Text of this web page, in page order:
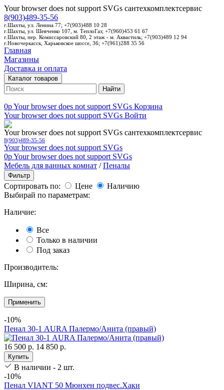
Your browser does not support SVGs сантехкомплектсервис
8(903)489-35-56
г.Шахты, ул. Ленина 77; +7(903)488 10 28
г.Шахты, ул. Шевченко 107, м. ТеплоГаз; +7(960)453 61 67
г.Шахты, пер. Комиссаровский 80, 2 этаж - м. Аквастиль; +7(903)489 12 94
г.Новочеркасск, Харьковское шоссе, 36; +7(961)288 35 56
Главная
Магазины
Доставка и оплата
Каталог товаров
Найти
0pYour browser does not support SVGs Корзина
Your browser does not support SVGs Войти
Your browser does not support SVGs сантехкомплектсервис
8(903)489-35-56
Your browser does not support SVGs
0pYour browser does not support SVGs
Мебель для ванных комнат /Пеналы
Фильтр
Сортировать по: Цене
Наличию
Выбирай по параметрам:
Наличие:
Все
Только в наличии
Под заказ
Производитель:
Ширина, см:
Применить
-10%
Пенал 30-1 AURA Палермо/Анита (правый)
16 500 р. 14 850 р.
Купить
В наличии - 2 шт.
-10%
Пенал VIANT 50 Мюнхен подвес.Хаки